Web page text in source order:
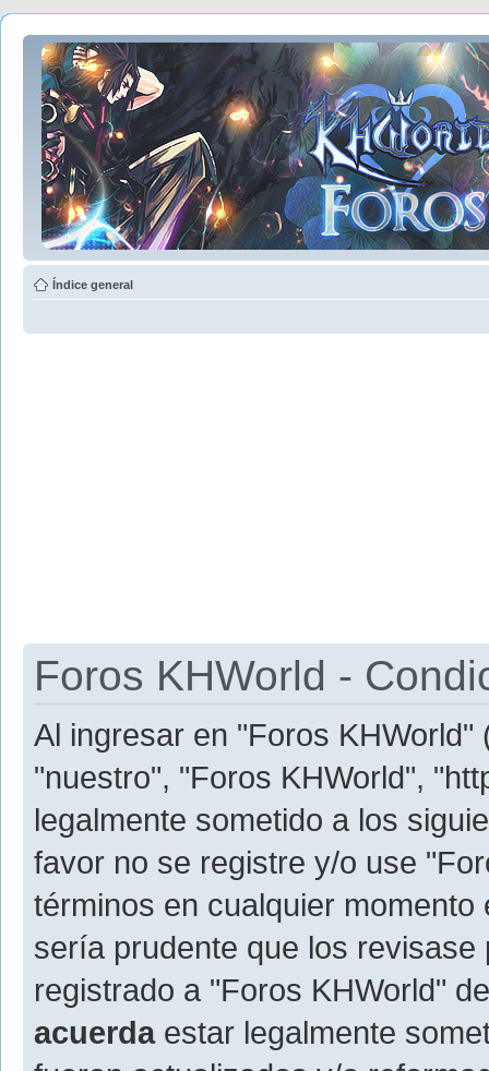
Índice general
Foros KHWorld -
Al ingresar en "Foros
"nuestro", "Foros KHWorld",
legalmente sometido a los
favor no se registre y/o use
términos en cualquier
sería prudente que los
registrado a "Foros KHWorld"
acuerdaestar legalmente